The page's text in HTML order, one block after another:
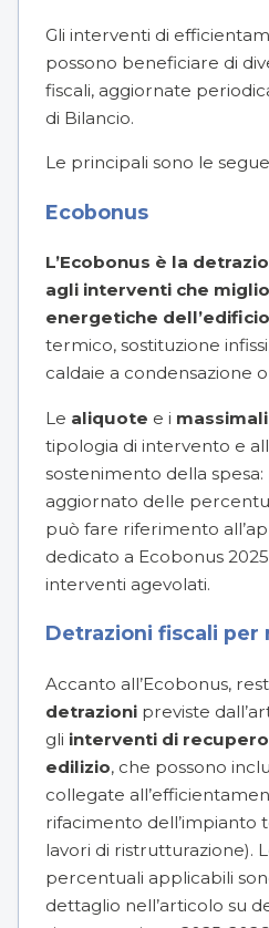
Gli interventi di
possono beneficiare di
fiscali, aggiornate
di Bilancio.
Le principali sono le
Ecobonus
L’Ecobonus è la
agli interventi che
energetiche
termico, sostituzione
caldaie a condensazione
Le aliquote e i massimali
tipologia di intervento e
sostenimento della
aggiornato delle
può fare riferimento
dedicato a Ecobonus
interventi agevolati.
Detrazioni fiscali
Accanto all’Ecobonus,
detrazioni previste
gli interventi di
edilizio, che possono
collegate
rifacimento dell’impianto
lavori di ristrutturazione).
percentuali applicabili
dettaglio nell’articolo su